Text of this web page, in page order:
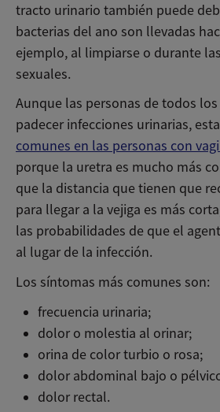
tracto urinario también puede
bacterias del ano son llevadas
ejemplo, al limpiarse o durante
sexuales.
Aunque las personas de todos
padecer infecciones urinarias,
comunes en las personas con
porque la uretra es mucho más
que la distancia que tienen que
para llegar a la vejiga es más
las probabilidades de que el
al lugar de la infección.
Los síntomas más comunes son:
frecuencia urinaria;
dolor o molestia al orinar;
orina de color turbio o rosa;
dolor abdominal bajo o
dolor rectal.